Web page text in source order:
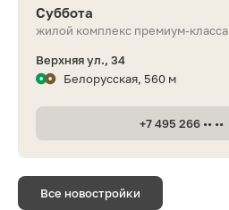
Суббота
жилой комплекс премиум-класса
Верхняя ул., 34
Белорусская, 560 м
+7 495 266 •• ••
Все новостройки